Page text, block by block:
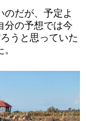
のだが、予定よ
分の予想では今
うと思っていた